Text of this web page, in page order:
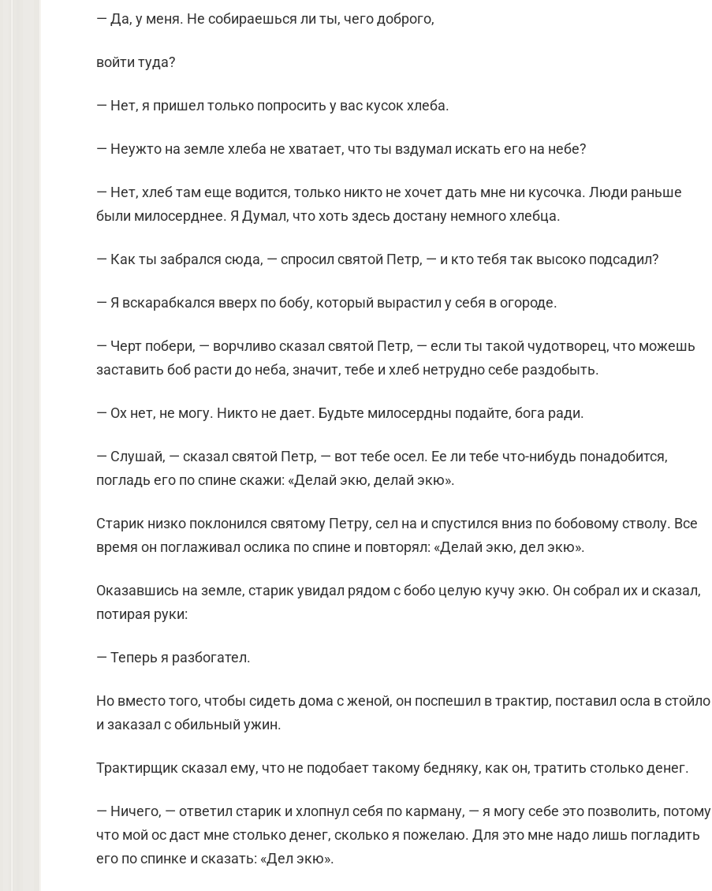
— Да, у меня. Не собираешься ли ты, чего доброго,
войти туда?
— Нет, я пришел только попросить у вас кусок хлеба.
— Неужто на земле хлеба не хватает, что ты вздумал искать его на небе?
— Нет, хлеб там еще водится, только никто не хочет дать мне ни кусочка. Люди раньше
были милосерднее. Я Думал, что хоть здесь достану немного хлебца.
— Как ты забрался сюда, — спросил святой Петр, — и кто тебя так высоко подсадил?
— Я вскарабкался вверх по бобу, который вырастил у себя в огороде.
— Черт побери, — ворчливо сказал святой Петр, — если ты такой чудотворец, что можешь
заставить боб расти до неба, значит, тебе и хлеб нетрудно себе раздобыть.
— Ох нет, не могу. Никто не дает. Будьте милосердны подайте, бога ради.
— Слушай, — сказал святой Петр, — вот тебе осел. Ее ли тебе что-нибудь понадобится,
погладь его по спине скажи: «Делай экю, делай экю».
Старик низко поклонился святому Петру, сел на и спустился вниз по бобовому стволу. Все
время он поглаживал ослика по спине и повторял: «Делай экю, дел экю».
Оказавшись на земле, старик увидал рядом с бобо целую кучу экю. Он собрал их и сказал,
потирая руки:
— Теперь я разбогател.
Но вместо того, чтобы сидеть дома с женой, он поспешил в трактир, поставил осла в стойло
и заказал с обильный ужин.
Трактирщик сказал ему, что не подобает такому бедняку, как он, тратить столько денег.
— Ничего, — ответил старик и хлопнул себя по карману, — я могу себе это позволить, потому
что мой ос даст мне столько денег, сколько я пожелаю. Для это мне надо лишь погладить
его по спинке и сказать: «Дел экю».